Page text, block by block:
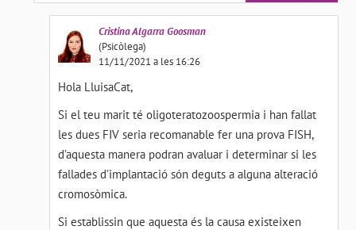
CristinaAlgarra Goosman
(Psicòlega)
11/11/2021 a les 16:26
Hola LluisaCat,
Si el teu marit té oligoteratozoospermia i han fallat
les dues FIV seria recomanable fer una prova FISH,
d’aquesta manera podran avaluar i determinar si les
fallades d’implantació són deguts a alguna alteració
cromosòmica.
Si establissin que aquesta és la causa existeixen